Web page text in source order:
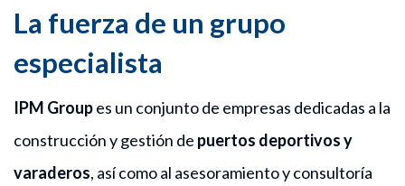
La fuerza de un grupo
especialista
IPM Groupes un conjunto de empresas dedicadas a la
construcción y gestión de puertos deportivos y
varaderos, así como al asesoramiento y consultoría